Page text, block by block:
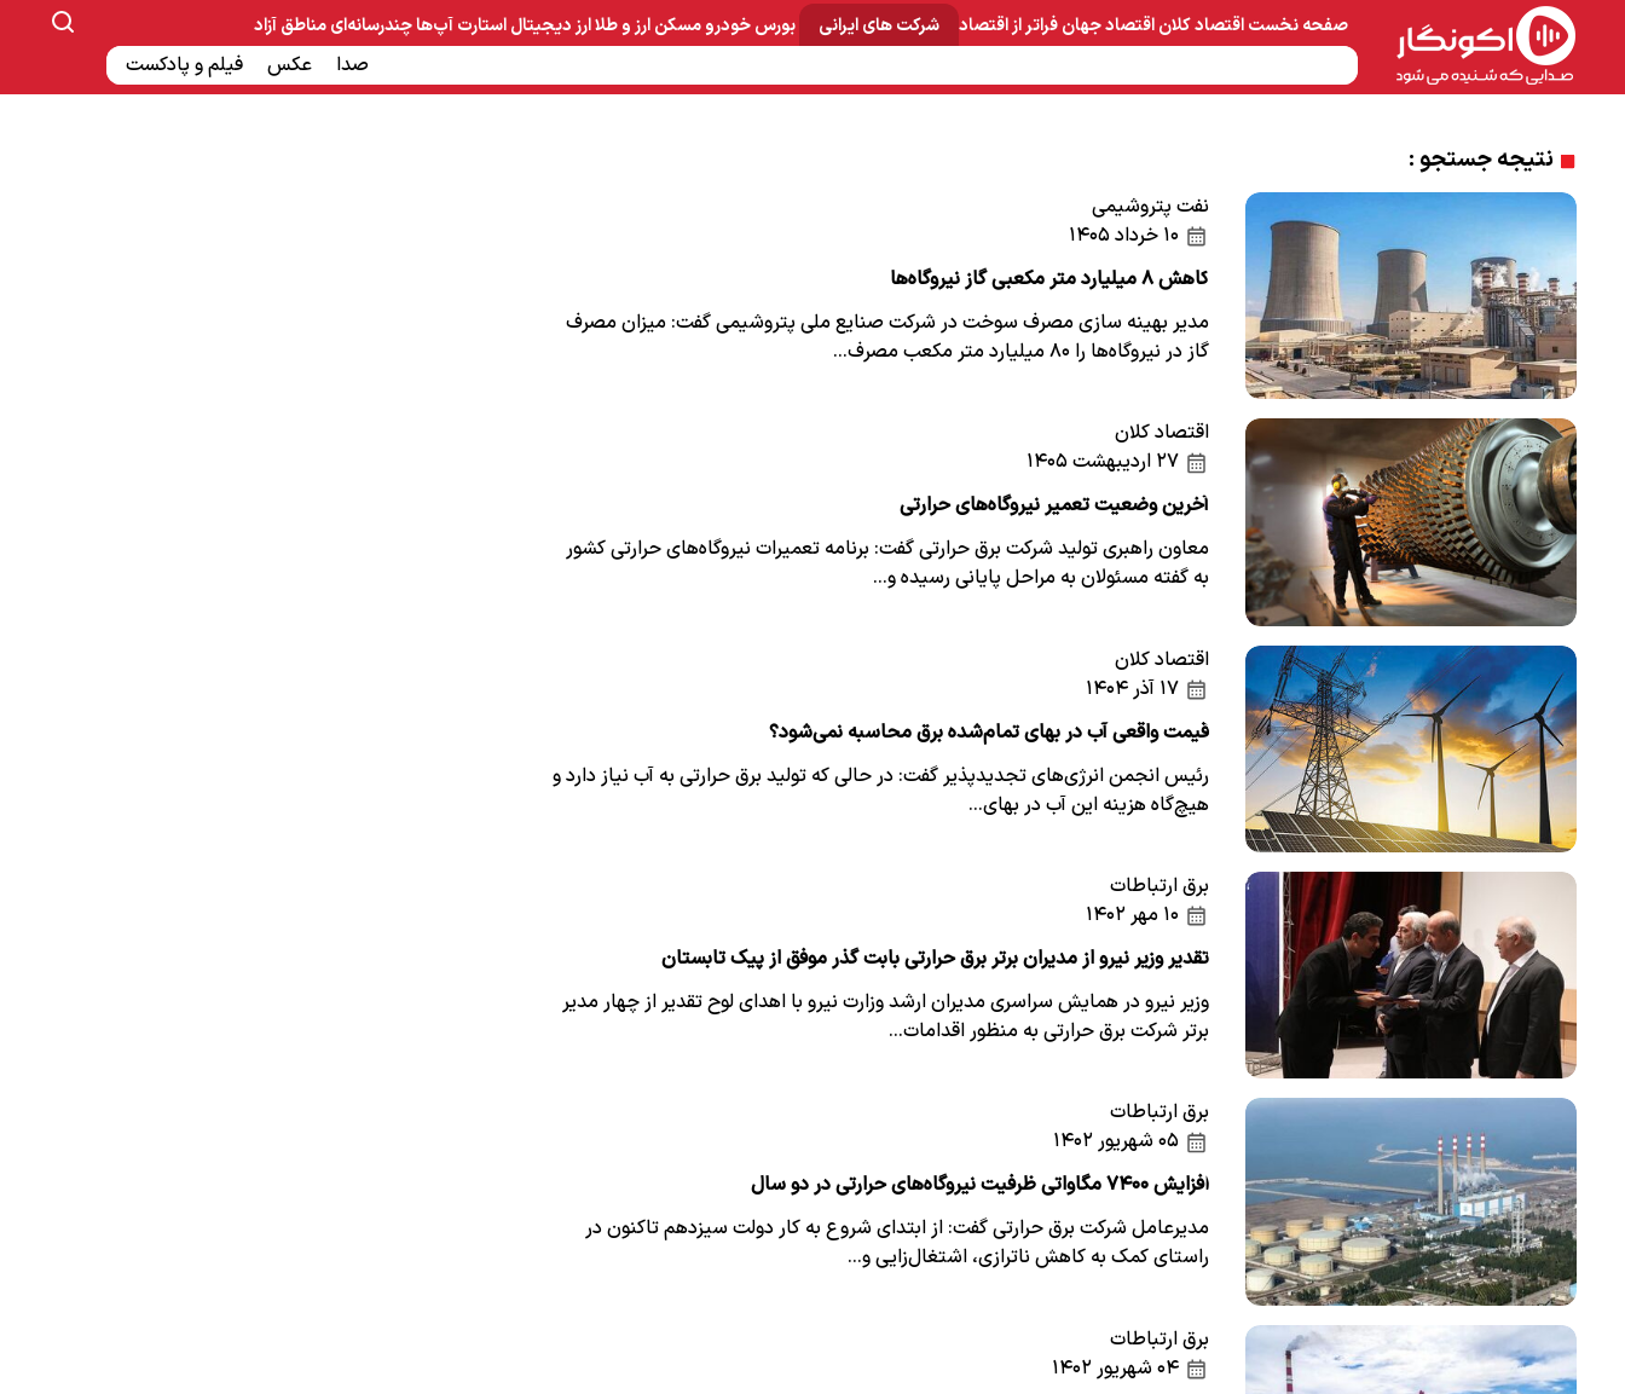
صفحه نخستاقتصاد کلاناقتصاد جهانفراتر از اقتصاد شرکت های ایرانی
صنایع غذایی و دارویی ساخت و ساز بانک و بیمه
بورسخودرومسکنارز و طلاارز دیجیتالاستارت آپ‌هاچندرسانه‌ای
صدا عکس فیلم و پادکست
مناطق آزاد
نتیجه جستجو :
نفت پتروشیمی
کاهش ۸ میلیارد متر مکعبی گاز نیروگاه‌ها
مدیر بهینه سازی مصرف سوخت در شرکت صنایع ملی پتروشیمی گفت: میزان مصرف
گاز در نیروگاه‌ها را ۸۰ میلیارد متر مکعب مصرف…
اقتصاد کلان
آخرین وضعیت تعمیر نیروگاه‌های حرارتی
معاون راهبری تولید شرکت برق حرارتی گفت: برنامه تعمیرات نیروگاه‌های حرارتی کشور
به گفته مسئولان به مراحل پایانی رسیده و…
اقتصاد کلان
قیمت واقعی آب در بهای تمام‌شده برق محاسبه نمی‌شود؟
رئیس انجمن انرژی‌های تجدیدپذیر گفت: در حالی که تولید برق حرارتی به آب نیاز دارد و
هیچ‌گاه هزینه این آب در بهای…
برق ارتباطات
تقدیر وزیر نیرو از مدیران برتر برق حرارتی بابت گذر موفق از پیک تابستان
وزیر نیرو در همایش سراسری مدیران ارشد وزارت نیرو با اهدای لوح تقدیر از چهار مدیر
برتر شرکت برق حرارتی به منظور اقدامات…
برق ارتباطات
افزایش ۷۴۰۰ مگاواتی ظرفیت نیروگاه‌های حرارتی در دو سال
مدیرعامل شرکت برق حرارتی گفت: از ابتدای شروع به کار دولت سیزدهم تاکنون در
راستای کمک به کاهش ناترازی، اشتغال‌زایی و…
برق ارتباطات